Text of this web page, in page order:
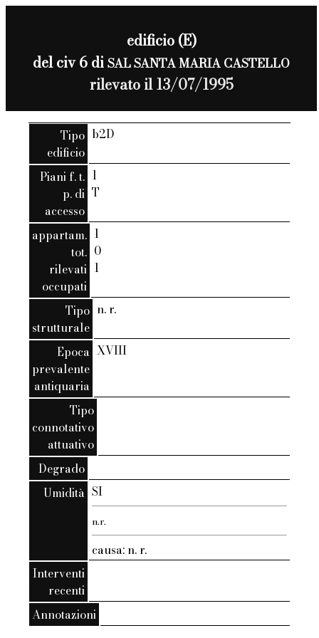
edificio (E)
del civ 6 diSAL SANTA MARIA CASTELLO
rilevato il 13/07/1995
Tipo
edificio
b2D
Piani f. t.
p. di
accesso
1
T
appartam.
tot.
rilevati
occupati
1
0
1
Tipo
strutturale
n. r.
Epoca
prevalente
antiquaria
XVIII
Tipo
connotativo
attuativo
Degrado
Umidità SI
n.r.
causa: n. r.
Interventi
recenti
Annotazioni